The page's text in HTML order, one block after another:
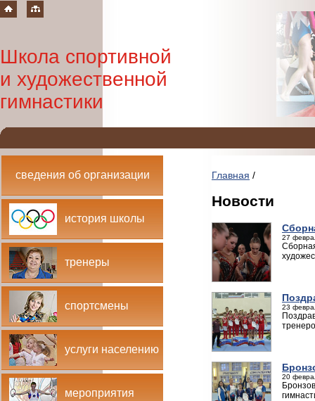
Школа спортивной
и художественной
гимнастики
сведения об организации
история школы
тренеры
спортсмены
услуги населению
мероприятия
Главная /
Новости
27
23
20